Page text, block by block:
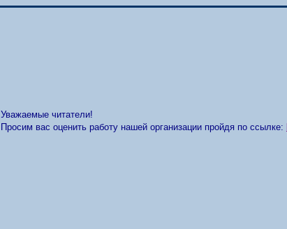
Уважаемые читатели!
Просим вас оценить работу нашей организации пройдя по ссылке: